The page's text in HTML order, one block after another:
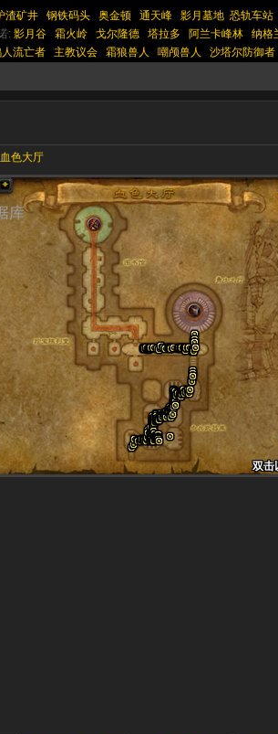
渣矿井 钢铁码头 奥金顿 通天峰 影月墓地 恐轨车站
: 影月谷 霜火岭 戈尔隆德 塔拉多 阿兰卡峰林 纳格
流亡者 主教议会 霜狼兽人 嘲颅兽人 沙塔尔防御者
血色大厅
双击
双击
双击
双击
双击
双击
双击
双击
双击